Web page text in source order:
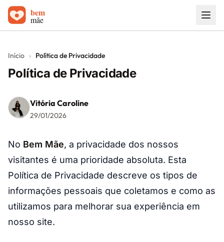
Carrinhos de bebê
Blog
Início › Política de Privacidade
Política de Privacidade
Vitória Caroline
29/01/2026
No Bem Mãe, a privacidade dos nossos
visitantes é uma prioridade absoluta. Esta
Política de Privacidade descreve os tipos de
informações pessoais que coletamos e como as
utilizamos para melhorar sua experiência em
nosso site.